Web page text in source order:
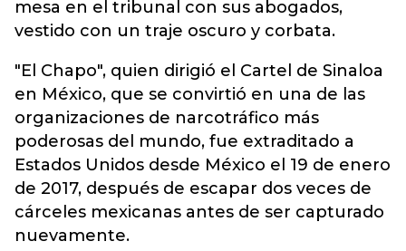
mesa en el tribunal con sus abogados,
vestido con un traje oscuro y corbata.
"El Chapo", quien dirigió el Cartel de Sinaloa
en México, que se convirtió en una de las
organizaciones de narcotráfico más
poderosas del mundo, fue extraditado a
Estados Unidos desde México el 19 de enero
de 2017, después de escapar dos veces de
cárceles mexicanas antes de ser capturado
nuevamente.